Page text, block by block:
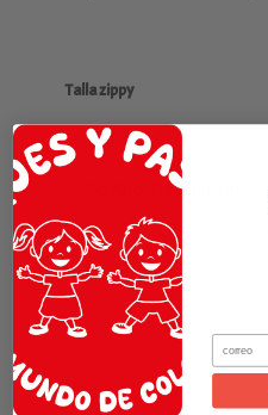
Talla zippy
3-4 Años(95-103cm)
5-6 Años(110-118cm)
7-8 Años(121-127cm)
9-10 Años(132-138cm)
13-14 Años(156-163cm)
Email